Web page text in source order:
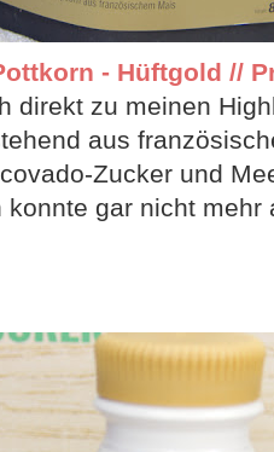
- Hüftgold //
direkt zu meinen
aus
Zucker und
gar nicht mehr